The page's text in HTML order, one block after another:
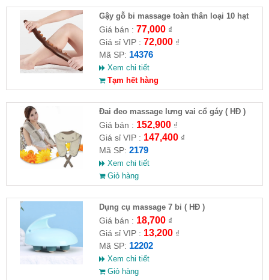
Gậy gỗ bi massage toàn thân loại 10 hạt
Giá bán : 77,000₫
Giá sỉ VIP : 72,000₫
Mã SP: 14376
Xem chi tiết
Tạm hết hàng
Đai đeo massage lưng vai cổ gáy ( HĐ )
Giá bán : 152,900₫
Giá sỉ VIP : 147,400₫
Mã SP: 2179
Xem chi tiết
Giỏ hàng
Dụng cụ massage 7 bi ( HĐ )
Giá bán : 18,700₫
Giá sỉ VIP : 13,200₫
Mã SP: 12202
Xem chi tiết
Giỏ hàng